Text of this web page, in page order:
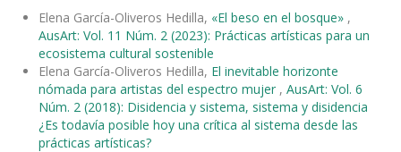
Elena García-Oliveros Hedilla, «El beso en el bosque» ,
AusArt: Vol. 11 Núm. 2 (2023): Prácticas artísticas para un
ecosistema cultural sostenible
Elena García-Oliveros Hedilla, El inevitable horizonte
nómada para artistas del espectro mujer , AusArt: Vol. 6
Núm. 2 (2018): Disidencia y sistema, sistema y disidencia
¿Es todavía posible hoy una crítica al sistema desde las
prácticas artísticas?